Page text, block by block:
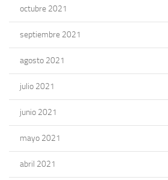
octubre 2021
septiembre 2021
agosto 2021
julio 2021
junio 2021
mayo 2021
abril 2021